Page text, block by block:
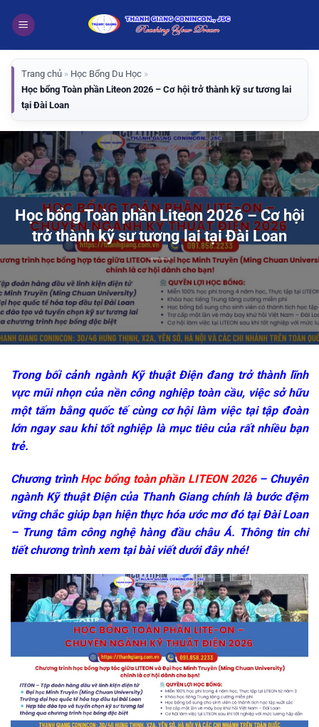
qua
dung
Trang chủ » Học Bổng Du Học »
Học bổng Toàn phần Liteon 2026 – Cơ hội trở thành kỹ sư tương lai
tại Đài Loan
Học bổng Toàn phần Liteon 2026 – Cơ hội
trở thành kỹ sư tương lai tại Đài Loan
Trong bối cảnh ngành Kỹ thuật Điện đang trở thành lĩnh
vực mũi nhọn của nền công nghiệp toàn cầu, việc sở hữu
một tấm bằng quốc tế cùng cơ hội làm việc tại tập đoàn
lớn ngay sau khi tốt nghiệp là mục tiêu của rất nhiều bạn
trẻ.
Chương trình Học bổng toàn phần LITEON 2026– Chuyên
ngành Kỹ thuật Điện của Thanh Giang chính là bước đệm
vững chắc giúp bạn hiện thực hóa ước mơ đó tại Đài Loan
– Trung tâm công nghệ hàng đầu châu Á. Thông tin chi
tiết chương trình xem tại bài viết dưới đây nhé!